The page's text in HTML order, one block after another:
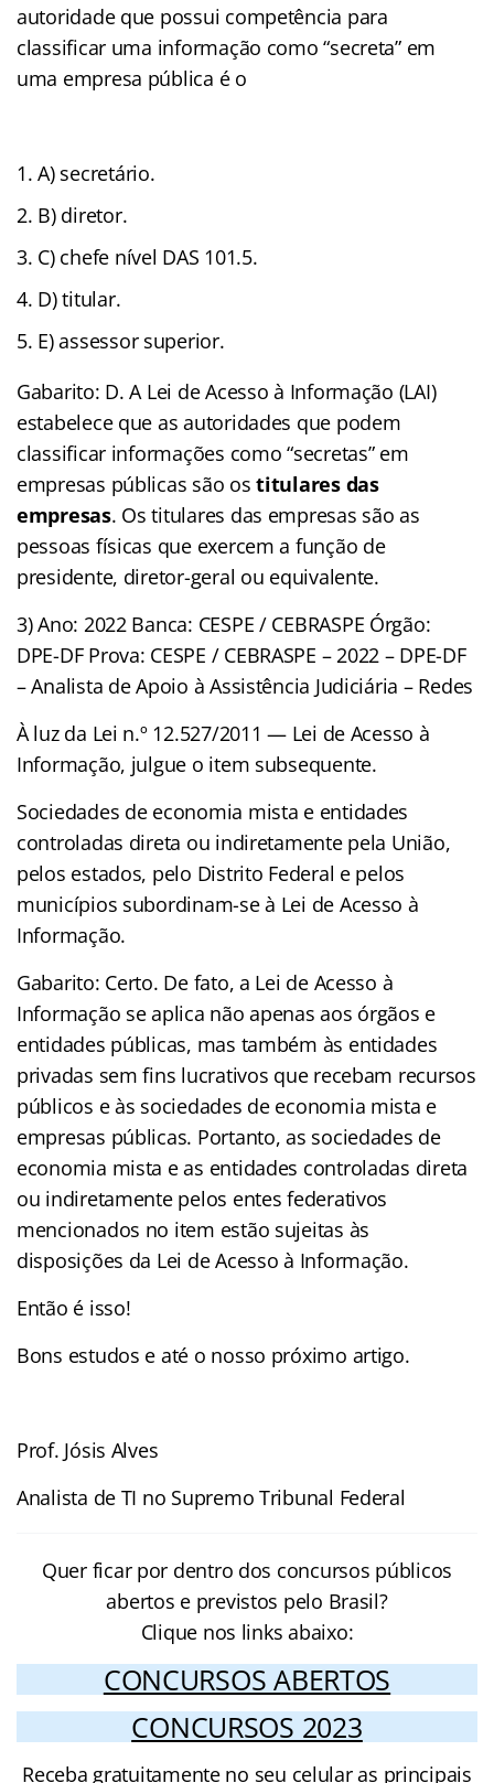
autoridade que possui competência para
classificar uma informação como “secreta” em
uma empresa pública é o
A) secretário.
B) diretor.
C) chefe nível DAS 101.5.
D) titular.
E) assessor superior.
Gabarito: D. A Lei de Acesso à Informação (LAI)
estabelece que as autoridades que podem
classificar informações como “secretas” em
empresas públicas são ostitulares das
empresas. Os titulares das empresas são as
pessoas físicas que exercem a função de
presidente, diretor-geral ou equivalente.
3) Ano: 2022 Banca: CESPE / CEBRASPE Órgão:
DPE-DF Prova: CESPE / CEBRASPE – 2022 – DPE-DF
– Analista de Apoio à Assistência Judiciária – Redes
À luz da Lei n.º 12.527/2011 — Lei de Acesso à
Informação, julgue o item subsequente.
Sociedades de economia mista e entidades
controladas direta ou indiretamente pela União,
pelos estados, pelo Distrito Federal e pelos
municípios subordinam-se à Lei de Acesso à
Informação.
Gabarito: Certo. De fato, a Lei de Acesso à
Informação se aplica não apenas aos órgãos e
entidades públicas, mas também às entidades
privadas sem fins lucrativos que recebam recursos
públicos e às sociedades de economia mista e
empresas públicas. Portanto, as sociedades de
economia mista e as entidades controladas direta
ou indiretamente pelos entes federativos
mencionados no item estão sujeitas às
disposições da Lei de Acesso à Informação.
Então é isso!
Bons estudos e até o nosso próximo artigo.
Prof. Jósis Alves
Analista de TI no Supremo Tribunal Federal
Quer ficar por dentro dos concursos públicos
abertos e previstos pelo Brasil?
Clique nos links abaixo:
CONCURSOS ABERTOS
CONCURSOS 2023
Receba gratuitamente no seu celular as principais